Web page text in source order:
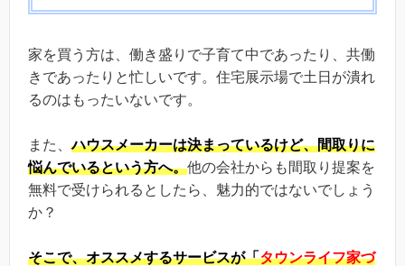
家を買う方は、働き盛りで子育て中であったり、共働
きであったりと忙しいです。住宅展示場で土日が潰れ
るのはもったいないです。
また、ハウスメーカーは決まっているけど、間取りに
悩んでいるという方へ。他の会社からも間取り提案を
無料で受けられるとしたら、魅力的ではないでしょう
か？
そこで、オススメするサービスが「タウンライフ家づ